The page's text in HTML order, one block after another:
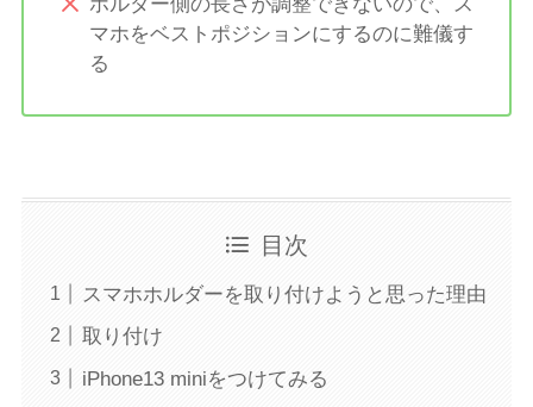
ホルダー側の長さが調整できないので、ス
マホをベストポジションにするのに難儀す
る
目次
スマホホルダーを取り付けようと思った理由
取り付け
iPhone13 miniをつけてみる